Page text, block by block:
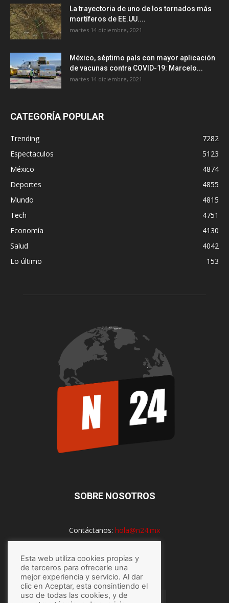
La trayectoria de uno de los tornados más
mortíferos de EE.UU....
martes 14 diciembre, 2021
México, séptimo país con mayor aplicación
de vacunas contra COVID-19: Marcelo...
martes 14 diciembre, 2021
CATEGORÍA POPULAR
Trending
7282
Espectaculos
5123
México
4874
Deportes
4855
Mundo
4815
Tech
4751
Economía
4130
Salud
4042
Lo último
153
SOBRE NOSOTROS
Contáctanos: hola@n24.mx
SÍGUENOS
Esta web utiliza cookies propias y
de terceros para ofrecerle una
mejor experiencia y servicio. Al dar
clic en Aceptar, esta consintiendo el
uso de todas las cookies, y de